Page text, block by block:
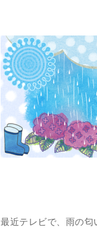
最近テレビで、雨の